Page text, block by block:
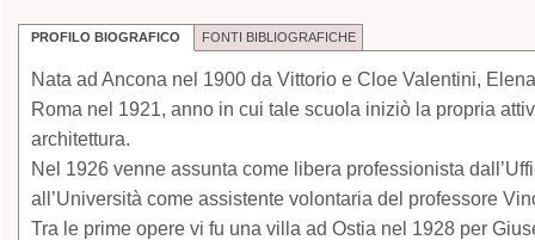
PROFILO BIOGRAFICO FONTI BIBLIOGRAFICHE
Nata ad Ancona nel 1900 da Vittorio e Cloe Valentini,
Roma nel 1921, anno in cui tale scuola iniziò la propria
architettura.
Nel 1926 venne assunta come libera professionista
all’Università come assistente volontaria del professore
Tra le prime opere vi fu una villa ad Ostia nel 1928 per